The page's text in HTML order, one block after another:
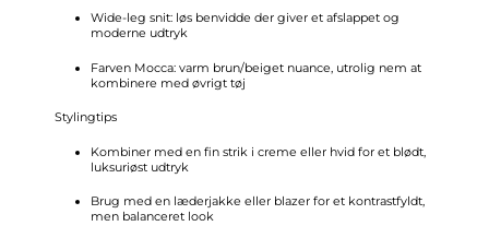
Wide-leg snit: løs benvidde der giver et afslappet og
moderne udtryk
Farven Mocca: varm brun/beiget nuance, utrolig nem at
kombinere med øvrigt tøj
Stylingtips
Kombiner med en fin strik i creme eller hvid for et blødt,
luksuriøst udtryk
Brug med en læderjakke eller blazer for et kontrastfyldt,
men balanceret look